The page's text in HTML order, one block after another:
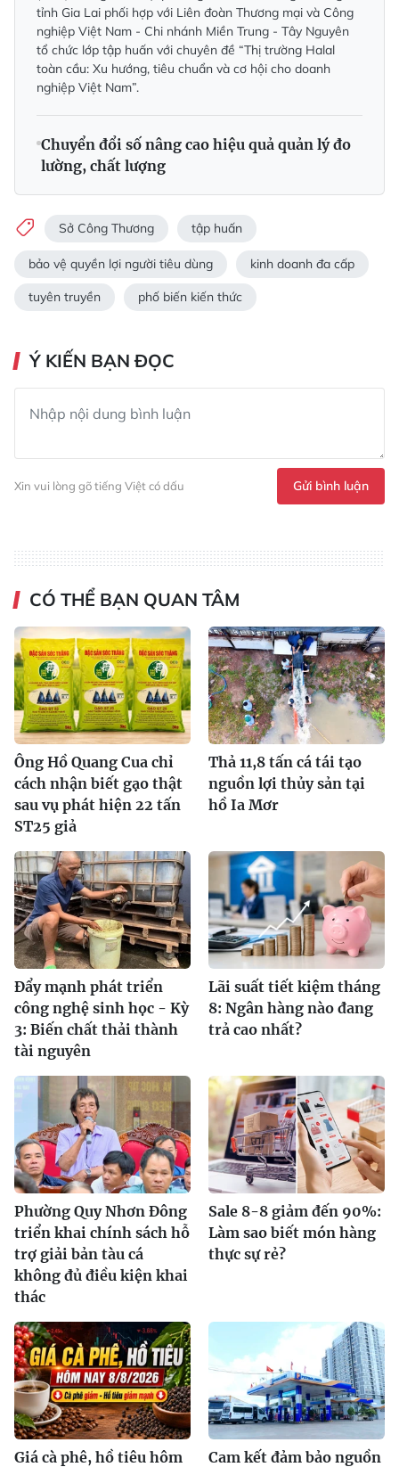
tỉnh Gia Lai phối hợp với Liên đoàn Thương mại và Công
nghiệp Việt Nam - Chi nhánh Miền Trung - Tây Nguyên
tổ chức lớp tập huấn với chuyên đề “Thị trường Halal
toàn cầu: Xu hướng, tiêu chuẩn và cơ hội cho doanh
nghiệp Việt Nam”.
Chuyển đổi số nâng cao hiệu quả quản lý đo
lường, chất lượng
Sở Công Thương tập huấn
bảo vệ quyền lợi người tiêu dùng kinh doanh đa cấp
tuyên truyền phố biến kiến thức
Ý KIẾN BẠN ĐỌC
Xin vui lòng gõ tiếng Việt có dấu Gửi bình luận
CÓ THỂ BẠN QUAN TÂM
Ông Hồ Quang Cua chỉ
cách nhận biết gạo thật
sau vụ phát hiện 22 tấn
ST25 giả
Thả 11,8 tấn cá tái tạo
nguồn lợi thủy sản tại
hồ Ia Mơr
Đẩy mạnh phát triển
công nghệ sinh học - Kỳ
3: Biến chất thải thành
tài nguyên
Lãi suất tiết kiệm tháng
8: Ngân hàng nào đang
trả cao nhất?
Phường Quy Nhơn Đông
triển khai chính sách hỗ
trợ giải bản tàu cá
không đủ điều kiện khai
thác
Sale 8-8 giảm đến 90%:
Làm sao biết món hàng
thực sự rẻ?
Giá cà phê, hồ tiêu hôm
Cam kết đảm bảo nguồn